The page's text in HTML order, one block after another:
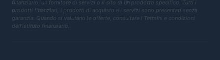
finanziario, un fornitore di servizi o il sito di un prodotto specifico. Tutti i
prodotti finanziari, i prodotti di acquisto e i servizi sono presentati senza
garanzia. Quando si valutano le offerte, consultare i Termini e condizioni
dell'istituto finanziario.